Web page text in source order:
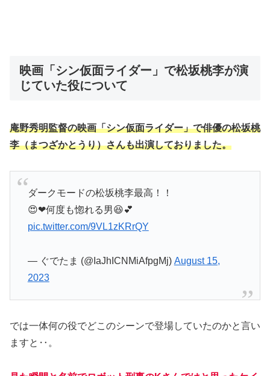
映画「シン仮面ライダー」で松坂桃李が演
じていた役について
庵野秀明監督の映画「シン仮面ライダー」で俳優の松坂桃
李（まつざかとうり）さんも出演しておりました。
ダークモードの松坂桃李最高！！
😍❤何度も惚れる男😆💕
pic.twitter.com/9VL1zKRrQY
— ぐでたま (@IaJhICNMiAfpgMj) August 15,
2023
では一体何の役でどこのシーンで登場していたのかと言い
ますと‥。